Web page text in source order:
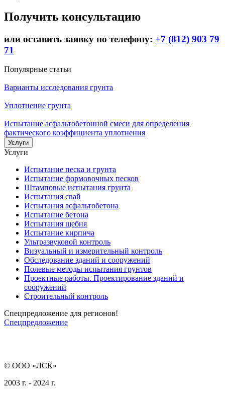
Получить консультацию
или оставить заявку по телефону: +7 (812) 903 79
71
Популярные статьи
Варианты исследования грунта
Уплотнение грунта
Испытание асфальтобетонной смеси для определения
фактического коэффициента уплотнения
Услуги
Услуги
Испытание песка и грунта
Испытание формовочных песков
Штамповые испытания грунта
Испытания свай
Испытания асфальтобетона
Испытание бетона
Испытания щебня
Испытание кирпича
Ультразвуковой контроль
Визуальный и измерительный контроль
Обследование зданий и сооружений
Полевые методы испытания грунтов
Проектные работы. Проектирование зданий и
сооружений
Строительный контроль
Спецпредложение для регионов!
Спецпредложение
© ООО «ЛСК»
2003 г. - 2024 г.